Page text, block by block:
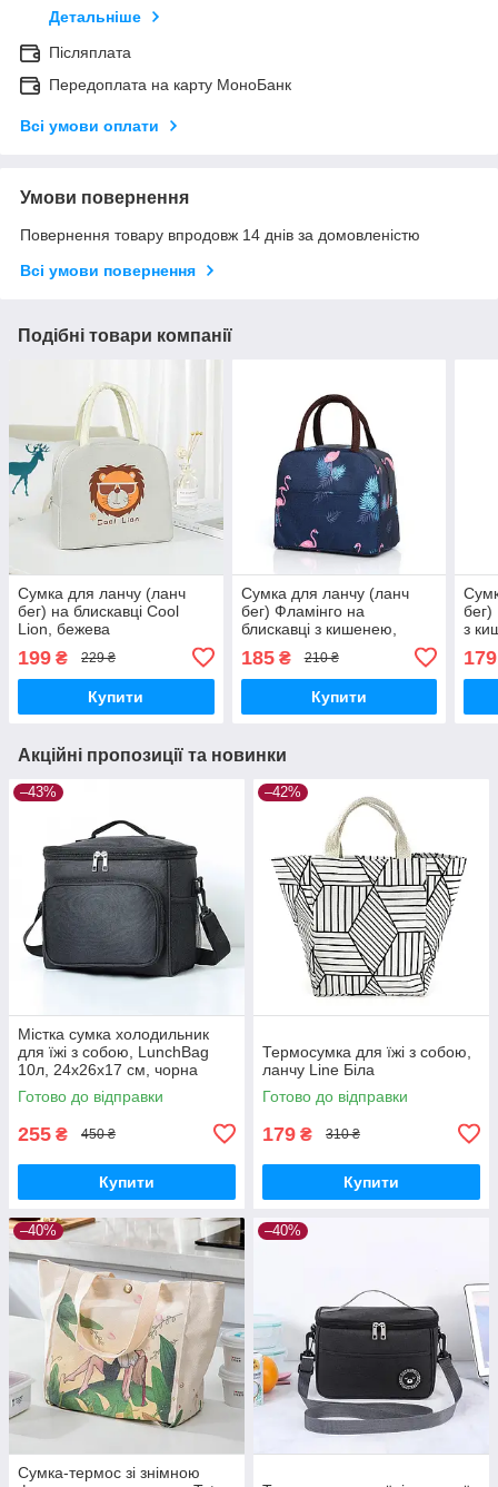
Детальніше
Післяплата
Передоплата на карту МоноБанк
Всі умови оплати
Умови повернення
Повернення товару впродовж 14 днів за домовленістю
Всі умови повернення
Подібні товари компанії
Сумка для ланчу (ланч
бег) на блискавці Cool
Lion, бежева
199 ₴ 229 ₴
Купити
Сумка для ланчу (ланч
бег) Фламінго на
блискавці з кишенею,
185₴ 210 ₴
Купити
бег)
з
179
Акційні пропозиції та новинки
–43%
Містка сумка холодильник
для їжі з собою, LunchBag
10л, 24х26х17 см, чорна
Готово до відправки
255 ₴ 450 ₴
Купити
–42%
Термосумка для їжі з собою,
ланчу Line Біла
Готово до відправки
179 ₴ 310 ₴
Купити
–40%
Сумка-термос зі знімною
–40%